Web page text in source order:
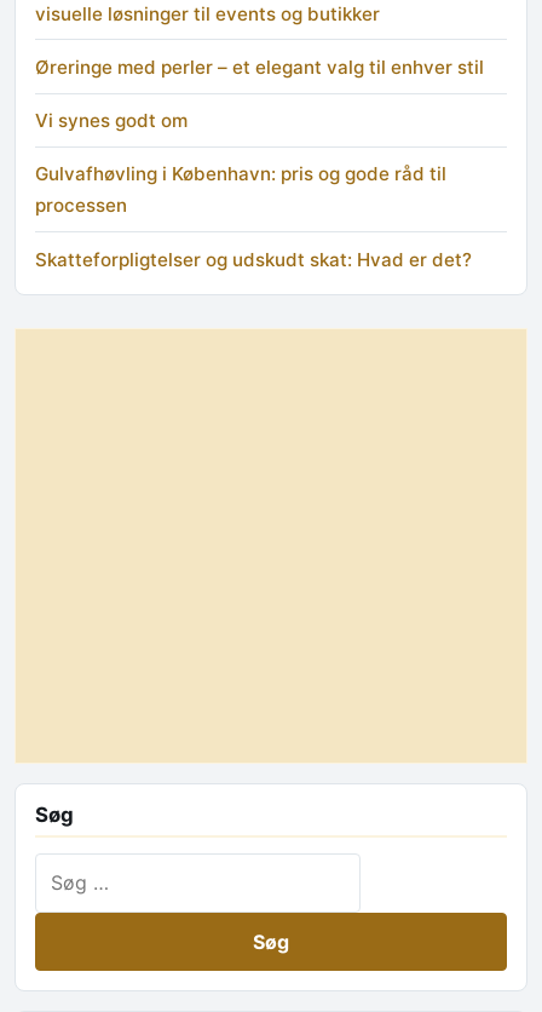
visuelle løsninger til events og butikker
Øreringe med perler – et elegant valg til enhver stil
Vi synes godt om
Gulvafhøvling i København: pris og gode råd til
processen
Skatteforpligtelser og udskudt skat: Hvad er det?
Søg